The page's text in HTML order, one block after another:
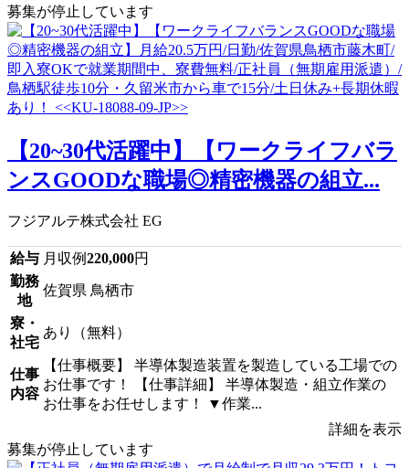
募集が停止しています
【20~30代活躍中】【ワークライフバラ
ンスGOODな職場◎精密機器の組立...
フジアルテ株式会社 EG
給与 月収例220,000円
勤務
地
佐賀県 鳥栖市
寮・
社宅
あり（無料）
仕事
内容
【仕事概要】 半導体製造装置を製造している工場での
お仕事です！ 【仕事詳細】 半導体製造・組立作業の
お仕事をお任せします！ ▼作業...
詳細を表示
募集が停止しています